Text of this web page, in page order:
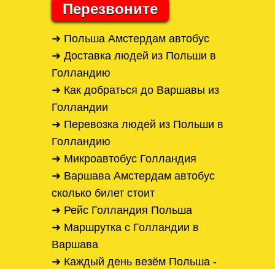
Перезвоните
➜ Польша Амстердам автобус
➜ Доставка людей из Польши в
Голландию
➜ Как добраться до Варшавы из
Голландии
➜ Перевозка людей из Польши в
Голландию
➜ Микроавтобус Голландия
➜ Варшава Амстердам автобус
сколько билет стоит
➜ Рейс Голландия Польша
➜ Маршрутка с Голландии в
Варшава
➜ Каждый день везём Польша -